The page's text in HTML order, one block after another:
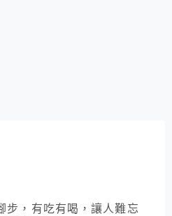
步，有吃有喝，讓人難忘